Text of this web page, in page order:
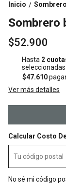
Inicio /
Sombrero
$52.900
Hasta 2
seleccionadas
$47.610
Ver más detalles
Calcular Costo
No sé mi código